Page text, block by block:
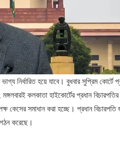
নির্ধারিত হয়ে যাবে। বুধবার সুপ্রিম কোর্টে
কলকাতা হাইকোর্টের প্রধান
কেসের সমাধান করা হচ্ছে। প্রধান
করেছে।